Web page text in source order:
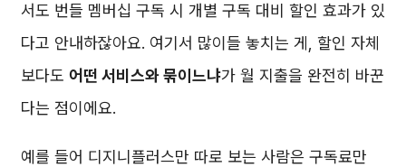
서도 번들 멤버십 구독 시 개별 구독 대비 할인 효과가 있
다고 안내하잖아요. 여기서 많이들 놓치는 게, 할인 자체
보다도 어떤 서비스와 묶이느냐가 월 지출을 완전히 바꾼
다는 점이에요.
예를 들어 디지니플러스만 따로 보는 사람은 구독료만